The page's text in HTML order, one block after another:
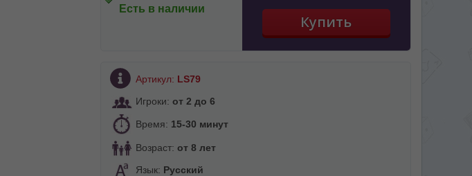
Есть в наличии
Артикул: LS79
Игроки: от 2 до 6
Время: 15-30 минут
Возраст: от 8 лет
Язык: Русский